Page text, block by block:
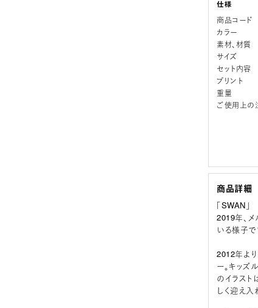
商品コード
カラー
素材、材質
サイズ
セット内容
プリント
重量
ご使用上の
商品詳細
「SWAN」
2019年、
いる様子で
2012年よ
ー。キッズ
のイラスト
しく迎え入